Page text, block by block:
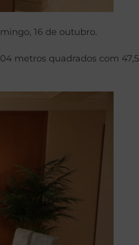
16 de outubro.
metros quadrados com